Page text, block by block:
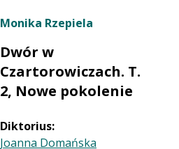
Monika Rzepiela
Dwór w
Czartorowiczach. T.
2, Nowe pokolenie
Diktorius:
Joanna Domańska